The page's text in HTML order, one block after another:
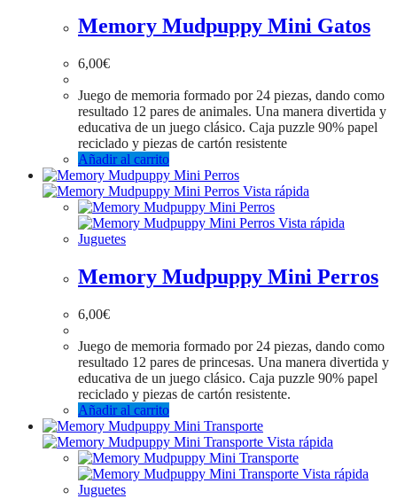
Memory Mudpuppy Mini Gatos
6,00€
Juego de memoria formado por 24 piezas, dando como
resultado 12 pares de animales. Una manera divertida y
educativa de un juego clásico. Caja puzzle 90% papel
reciclado y piezas de cartón resistente
Añadir al carrito
Vista rápida
Vista rápida
Juguetes
Memory Mudpuppy Mini Perros
6,00€
Juego de memoria formado por 24 piezas, dando como
resultado 12 pares de princesas. Una manera divertida y
educativa de un juego clásico. Caja puzzle 90% papel
reciclado y piezas de cartón resistente.
Añadir al carrito
Vista rápida
Vista rápida
Juguetes